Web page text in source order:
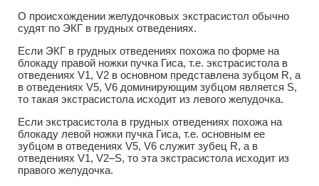
О происхождении желудочковых экстрасистол обычно
судят по ЭКГ в грудных отведениях.
Если ЭКГ в грудных отведениях похожа по форме на
блокаду правой ножки пучка Гиса, т.е. экстрасистола в
отведениях V1, V2 в основном представлена зубцом R, а
в отведениях V5, V6 доминирующим зубцом является S,
то такая экстрасистола исходит из левого желудочка.
Если экстрасистола в грудных отведениях похожа на
блокаду левой ножки пучка Гиса, т.е. основным ее
зубцом в отведениях V5, V6 служит зубец R, а в
отведениях V1, V2–S, то эта экстрасистола исходит из
правого желудочка.